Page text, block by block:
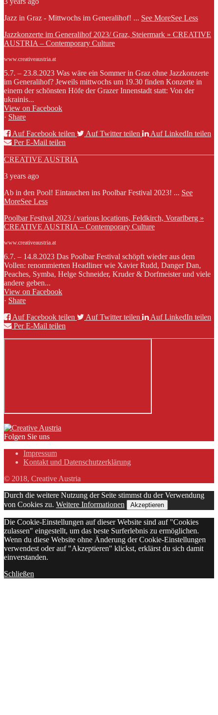
Jazz in Graz - Mittwochs im Generalihof! ... See MoreSee Less
Jazzkonzerte im Generalihof 2023/ Graz, Steiermark » CREATIVE
AUSTRIA – Contemporary Culture
www.creativeaustria.at
5.7. – 23.8.2023 Was wäre ein Sommer in Graz ohne Jazzkonzerte
im Generalihof? Jeweils mittwochs um 19.30 finden Konzerte in
einem der schönsten Höfe der Grazer Innenstadt statt: Von der
ukrainis...
View on Facebook
· Share
Auf Facebook teilen
Auf Twitter teilen
Auf LinkedIn teilen
Per E-Mail teilen
CREATIVE AUSTRIA
3 years ago
Ab in den Pool! Eintauchen ins Poolbar Festival 2023! ... See
MoreSee Less
Poolbar Festival 2023 / various locations, Feldkirch, Vorarlberg »
CREATIVE AUSTRIA – Contemporary Culture
www.creativeaustria.at
6.7. – 14.8.2023 Das Poolbar Festival schöpft wieder aus dem
Vollen: renommierten Headliner wie Xavier Rudd, Danger Dan,
Peaches, Symba, Helge Schneider, Kruder & Dorfmeister und viele
andere geben...
View on Facebook
· Share
Auf Facebook teilen
Auf Twitter teilen
Auf LinkedIn teilen
Per E-Mail teilen
Folgen Sie uns
Impressum
Kontakt und Datenschutzerklärung
© 2018, Creative Austria
Durch die weitere Nutzung der Seite stimmst du der Verwendung
von Cookies zu. Weitere Informationen Akzeptieren
Die Cookie-Einstellungen auf dieser Website sind auf "Cookies
zulassen" eingestellt, um das beste Surferlebnis zu ermöglichen.
Wenn du diese Website ohne Änderung der Cookie-Einstellungen
verwendest oder auf "Akzeptieren" klickst, erklärst du sich damit
einverstanden.
Schließen